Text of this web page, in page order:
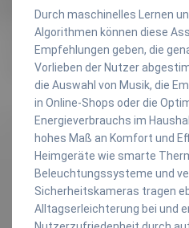
Durch maschinelles Lernen
Algorithmen können diese
Empfehlungen geben, die
Vorlieben der Nutzer
die Auswahl von Musik, die
in Online-Shops oder die
Energieverbrauchs im
hohes Maß an Komfort und
Heimgeräte wie smarte
Beleuchtungssysteme und
Sicherheitskameras tragen
Alltagserleichterung bei und